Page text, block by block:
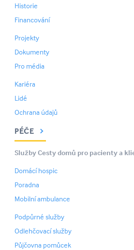
Historie
Financování
Projekty
Dokumenty
Pro média
Kariéra
Lidé
Ochrana údajů
PÉČE
Služby Cesty domů pro pacienty a
Domácí hospic
Poradna
Mobilní ambulance
Podpůrné služby
Odlehčovací služby
Půjčovna pomůcek